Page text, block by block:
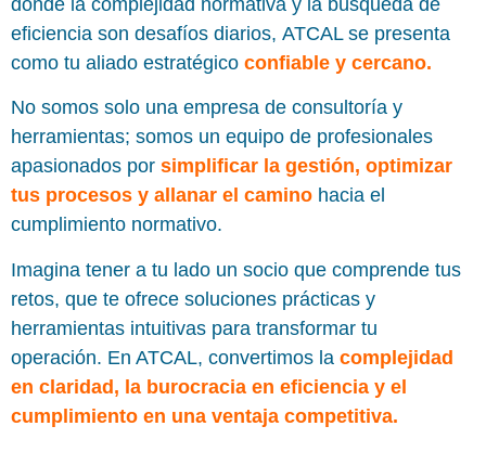
donde la complejidad normativa y la búsqueda de
eficiencia son desafíos diarios, ATCAL se presenta
como tu aliado estratégico confiable y cercano.
No somos solo una empresa de consultoría y
herramientas; somos un equipo de profesionales
apasionados por simplificar la gestión, optimizar
tus procesos y allanar el camino hacia el
cumplimiento normativo.
Imagina tener a tu lado un socio que comprende tus
retos, que te ofrece soluciones prácticas y
herramientas intuitivas para transformar tu
operación. En ATCAL, convertimos la complejidad
en claridad, la burocracia en eficiencia y el
cumplimiento en una ventaja competitiva.